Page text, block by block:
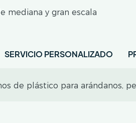
mediana y gran escala
SERVICIO PERSONALIZADO
de plástico para arándanos,